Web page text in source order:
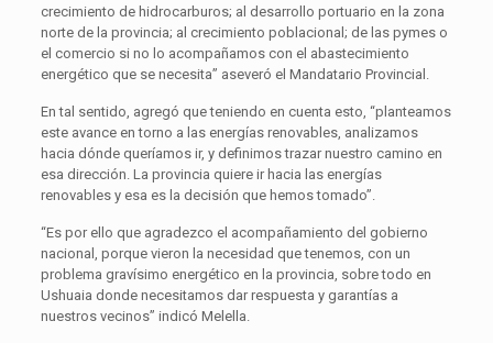
crecimiento de hidrocarburos; al desarrollo portuario en la zona
norte de la provincia; al crecimiento poblacional; de las pymes o
el comercio si no lo acompañamos con el abastecimiento
energético que se necesita” aseveró el Mandatario Provincial.
En tal sentido, agregó que teniendo en cuenta esto, “planteamos
este avance en torno a las energías renovables, analizamos
hacia dónde queríamos ir, y definimos trazar nuestro camino en
esa dirección. La provincia quiere ir hacia las energías
renovables y esa es la decisión que hemos tomado”.
“Es por ello que agradezco el acompañamiento del gobierno
nacional, porque vieron la necesidad que tenemos, con un
problema gravísimo energético en la provincia, sobre todo en
Ushuaia donde necesitamos dar respuesta y garantías a
nuestros vecinos” indicó Melella.